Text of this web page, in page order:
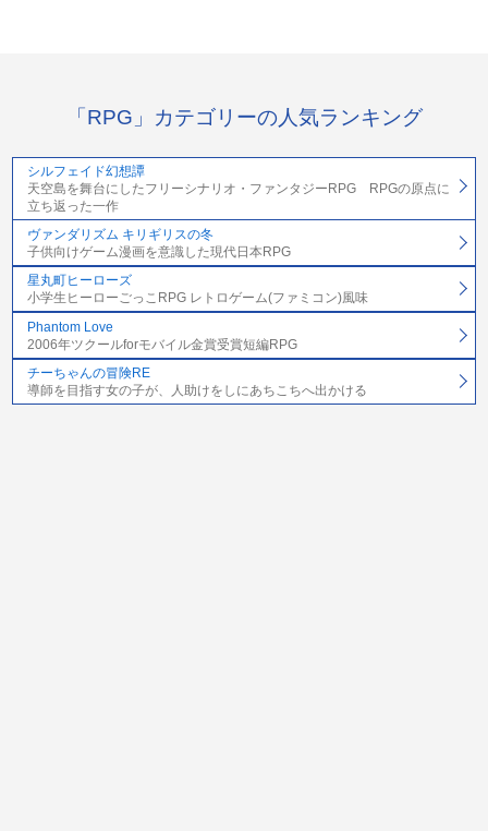
「RPG」カテゴリーの人気ランキング
シルフェイド幻想譚
天空島を舞台にしたフリーシナリオ・ファンタジーRPG RPGの原点に
立ち返った一作
ヴァンダリズム キリギリスの冬
子供向けゲーム漫画を意識した現代日本RPG
星丸町ヒーローズ
小学生ヒーローごっこRPG レトロゲーム(ファミコン)風味
Phantom Love
2006年ツクールforモバイル金賞受賞短編RPG
チーちゃんの冒険RE
導師を目指す女の子が、人助けをしにあちこちへ出かける